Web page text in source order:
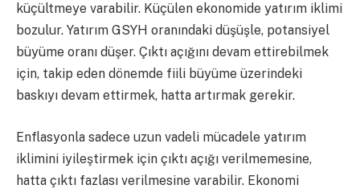
küçültmeye varabilir. Küçülen ekonomide yatırım iklimi
bozulur. Yatırım GSYH oranındaki düşüşle, potansiyel
büyüme oranı düşer. Çıktı açığını devam ettirebilmek
için, takip eden dönemde fiili büyüme üzerindeki
baskıyı devam ettirmek, hatta artırmak gerekir.
Enflasyonla sadece uzun vadeli mücadele yatırım
iklimini iyileştirmek için çıktı açığı verilmemesine,
hatta çıktı fazlası verilmesine varabilir. Ekonomi